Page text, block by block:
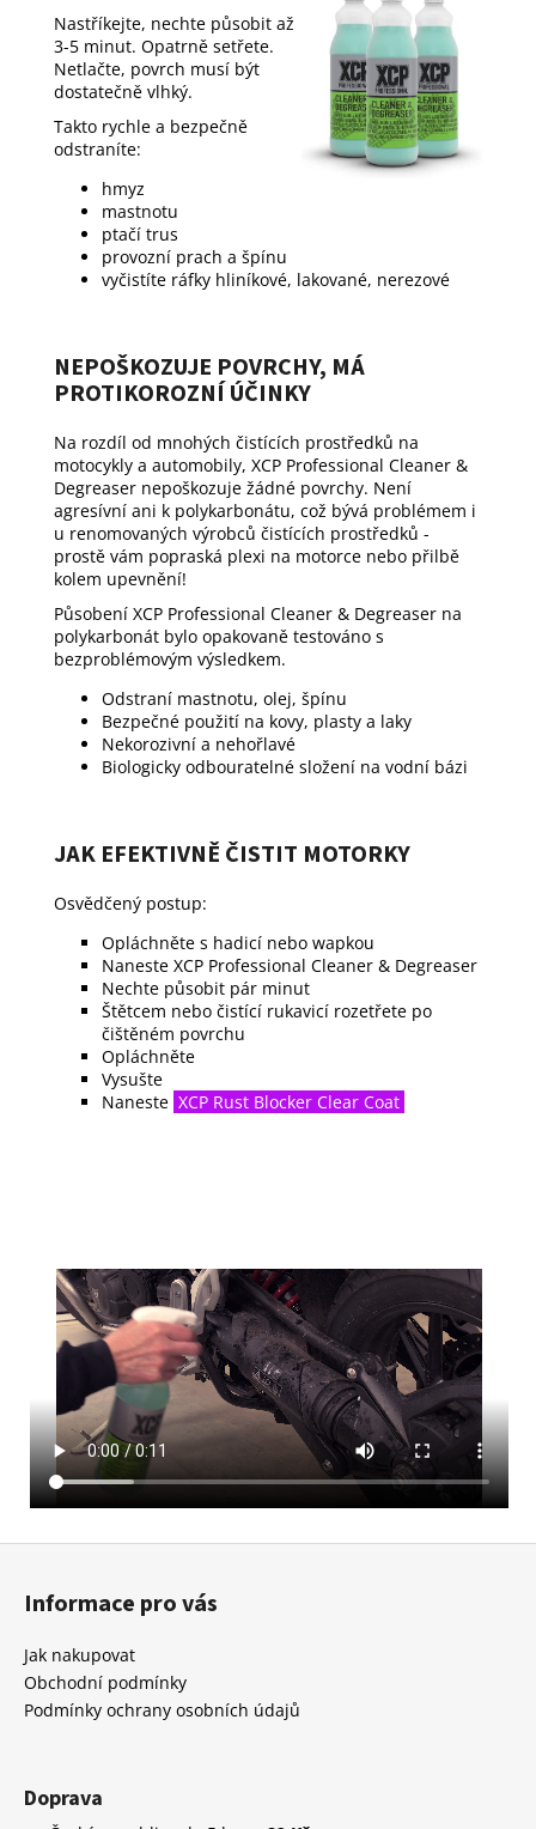
Nastříkejte, nechte působit až
3-5 minut. Opatrně setřete.
Netlačte, povrch musí být
dostatečně vlhký.
Takto rychle a bezpečně
odstraníte:
hmyz
mastnotu
ptačí trus
provozní prach a špínu
vyčistíte ráfky hliníkové, lakované, nerezové
NEPOŠKOZUJE POVRCHY, MÁ
PROTIKOROZNÍ ÚČINKY
Na rozdíl od mnohých čistících prostředků na
motocykly a automobily, XCP Professional Cleaner &
Degreaser nepoškozuje žádné povrchy. Není
agresívní ani k polykarbonátu, což bývá problémem i
u renomovaných výrobců čistících prostředků -
prostě vám popraská plexi na motorce nebo přilbě
kolem upevnění!
Působení XCP Professional Cleaner & Degreaser na
polykarbonát bylo opakovaně testováno s
bezproblémovým výsledkem.
Odstraní mastnotu, olej, špínu
Bezpečné použití na kovy, plasty a laky
Nekorozivní a nehořlavé
Biologicky odbouratelné složení na vodní bázi
JAK EFEKTIVNĚ ČISTIT MOTORKY
Osvědčený postup:
Opláchněte s hadicí nebo wapkou
Naneste XCP Professional Cleaner & Degreaser
Nechte působit pár minut
Štětcem nebo čistící rukavicí rozetřete po
čištěném povrchu
Opláchněte
Vysušte
Naneste XCP Rust Blocker Clear Coat
Z
Informace pro vás
Jak nakupovat
Obchodní podmínky
Podmínky ochrany osobních údajů
Doprava